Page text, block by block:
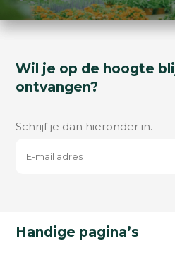
Wil je op de hoogte
ontvangen?
Schrijf je dan hieronder in.
Handige pagina’s